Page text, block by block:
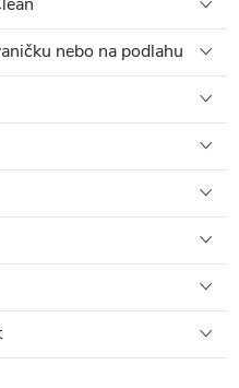
nebo na podlahu